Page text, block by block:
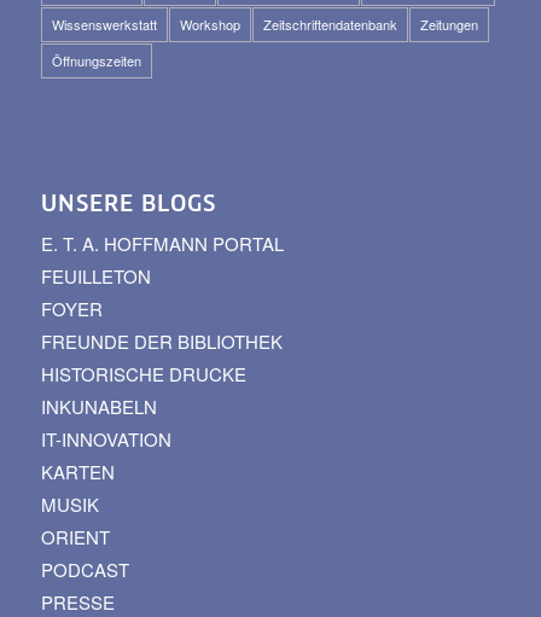
Wissenswerkstatt
Workshop Zeitschriftendatenbank
Zeitungen
Öffnungszeiten
UNSERE BLOGS
E. T. A. HOFFMANN PORTAL
FEUILLETON
FOYER
FREUNDE DER BIBLIOTHEK
HISTORISCHE DRUCKE
INKUNABELN
IT-INNOVATION
KARTEN
MUSIK
ORIENT
PODCAST
PRESSE